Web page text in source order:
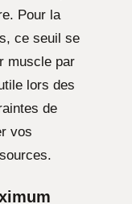
Pour la
ce seuil se
muscle par
lors des
de
vos